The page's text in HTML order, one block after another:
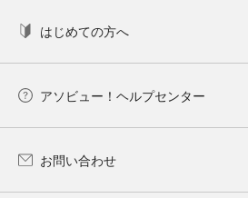
はじめての方へ
アソビュー！ヘルプセンター
お問い合わせ